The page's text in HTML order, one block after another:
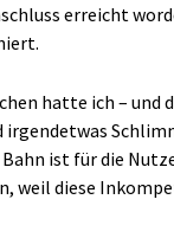
erreicht
hatte ich – und
irgendetwas
ist für die
weil diese